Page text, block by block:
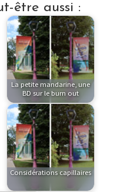
être aussi :
La petite mandarine, une
BD sur le burn out
Considérations capillaires